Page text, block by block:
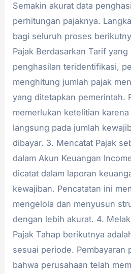
Semakin akurat data
perhitungan pajaknya.
bagi seluruh proses
Pajak Berdasarkan Tarif
penghasilan teridentifikasi,
menghitung jumlah pajak
yang ditetapkan pemerintah.
memerlukan ketelitian
langsung pada jumlah
dibayar. 3. Mencatat Pajak
dalam Akun Keuangan
dicatat dalam laporan
kewajiban. Pencatatan ini
mengelola dan menyusun
dengan lebih akurat. 4.
Pajak Tahap berikutnya
sesuai periode. Pembayaran
bahwa perusahaan telah